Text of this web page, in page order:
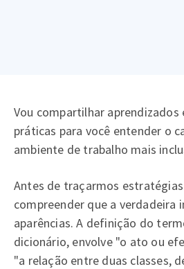
Vou compartilhar aprendizados
práticas para você entender o
ambiente de trabalho mais
Antes de traçarmos
compreender que a verdadeira
aparências. A definição do
dicionário, envolve "o ato ou
"a relação entre duas classes,